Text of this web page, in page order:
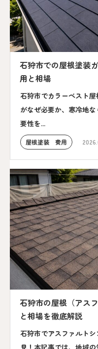
石狩市での屋根塗装
用と相場
石狩市でカラーベスト
がなぜ必要か、寒冷地
要性を...
屋根塗装 費用
石狩市の屋根（アス
と相場を徹底解説
石狩市でアスファルト